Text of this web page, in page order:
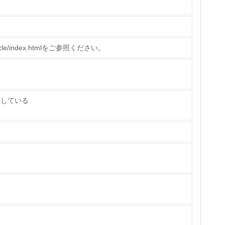
・販売
な販売目標や計画を立てている
いる
標や計画を立てている
index.htmlをご参照ください。
ている